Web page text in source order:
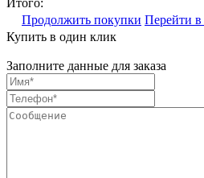
Продолжить покупки Перейти в
Купить в один клик
Заполните данные для заказа